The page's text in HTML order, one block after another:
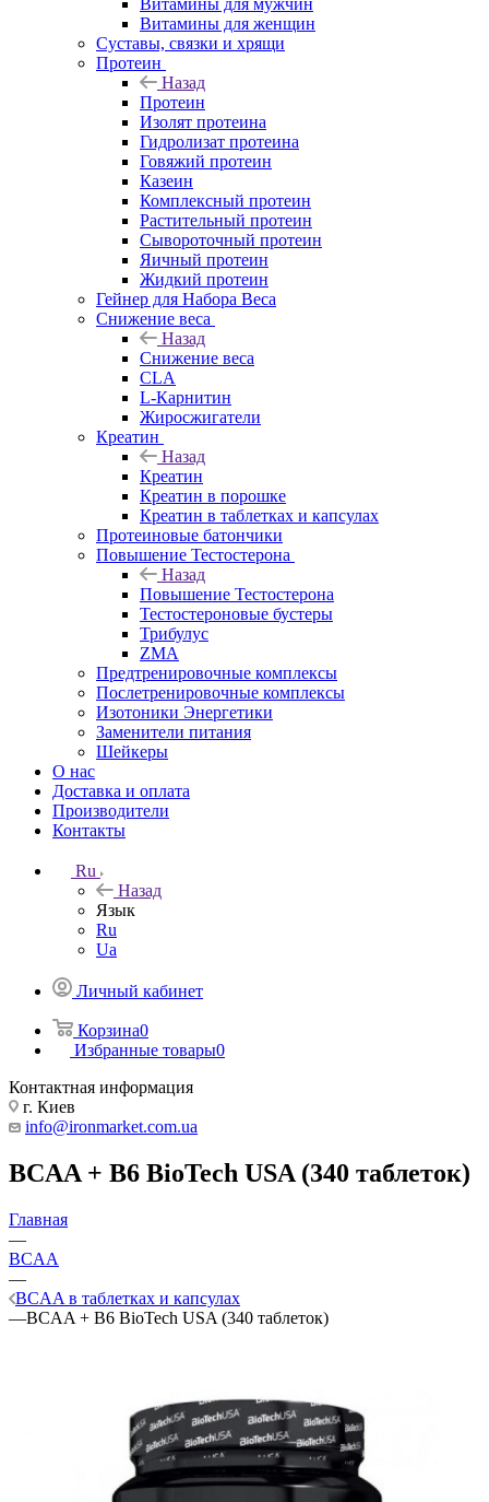
Витамины для мужчин
Витамины для женщин
Суставы, связки и хрящи
Протеин
Назад
Протеин
Изолят протеина
Гидролизат протеина
Говяжий протеин
Казеин
Комплексный протеин
Растительный протеин
Сывороточный протеин
Яичный протеин
Жидкий протеин
Гейнер для Набора Веса
Снижение веса
Назад
Снижение веса
CLA
L-Карнитин
Жиросжигатели
Креатин
Назад
Креатин
Креатин в порошке
Креатин в таблетках и капсулах
Протеиновые батончики
Повышение Тестостерона
Назад
Повышение Тестостерона
Тестостероновые бустеры
Трибулус
ZMA
Предтренировочные комплексы
Послетренировочные комплексы
Изотоники Энергетики
Заменители питания
Шейкеры
О нас
Доставка и оплата
Производители
Контакты
Ru
Назад
Язык
Ru
Ua
Личный кабинет
Корзина0
Избранные товары0
Контактная информация
г. Киев
info@ironmarket.com.ua
BCAA + B6 BioTech USA (340 таблеток)
Главная
—
BCAA
—
BCAA в таблетках и капсулах
—BCAA + B6 BioTech USA (340 таблеток)